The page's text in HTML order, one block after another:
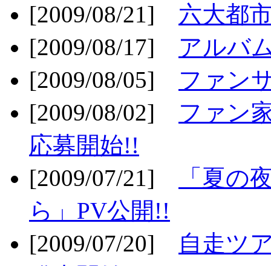
[2009/08/21] 六大都
[2009/08/17] アルバ
[2009/08/05] ファン
[2009/08/02] ファン
応募開始!!
[2009/07/21]
「夏の
ら」PV公開!!
[2009/07/20]
自走ツ